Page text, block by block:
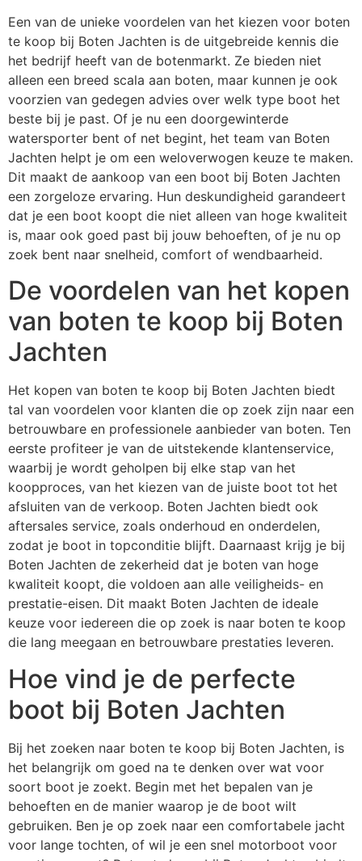
Een van de unieke voordelen van het kiezen voor boten
te koop bij Boten Jachten is de uitgebreide kennis die
het bedrijf heeft van de botenmarkt. Ze bieden niet
alleen een breed scala aan boten, maar kunnen je ook
voorzien van gedegen advies over welk type boot het
beste bij je past. Of je nu een doorgewinterde
watersporter bent of net begint, het team van Boten
Jachten helpt je om een weloverwogen keuze te maken.
Dit maakt de aankoop van een boot bij Boten Jachten
een zorgeloze ervaring. Hun deskundigheid garandeert
dat je een boot koopt die niet alleen van hoge kwaliteit
is, maar ook goed past bij jouw behoeften, of je nu op
zoek bent naar snelheid, comfort of wendbaarheid.
De voordelen van het kopen
van boten te koop bij Boten
Jachten
Het kopen van boten te koop bij Boten Jachten biedt
tal van voordelen voor klanten die op zoek zijn naar een
betrouwbare en professionele aanbieder van boten. Ten
eerste profiteer je van de uitstekende klantenservice,
waarbij je wordt geholpen bij elke stap van het
koopproces, van het kiezen van de juiste boot tot het
afsluiten van de verkoop. Boten Jachten biedt ook
aftersales service, zoals onderhoud en onderdelen,
zodat je boot in topconditie blijft. Daarnaast krijg je bij
Boten Jachten de zekerheid dat je boten van hoge
kwaliteit koopt, die voldoen aan alle veiligheids- en
prestatie-eisen. Dit maakt Boten Jachten de ideale
keuze voor iedereen die op zoek is naar boten te koop
die lang meegaan en betrouwbare prestaties leveren.
Hoe vind je de perfecte
boot bij Boten Jachten
Bij het zoeken naar boten te koop bij Boten Jachten, is
het belangrijk om goed na te denken over wat voor
soort boot je zoekt. Begin met het bepalen van je
behoeften en de manier waarop je de boot wilt
gebruiken. Ben je op zoek naar een comfortabele jacht
voor lange tochten, of wil je een snel motorboot voor